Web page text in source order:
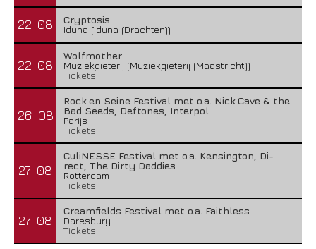
22-08
Cryptosis
Iduna (Iduna (Drachten))
22-08
Wolfmother
Muziekgieterij (Muziekgieterij (Maastricht))
Tickets
26-08
Rock en Seine Festival met o.a. Nick Cave & the
Bad Seeds, Deftones, Interpol
Parijs
Tickets
27-08
CuliNESSE Festival met o.a. Kensington, Di-
rect, The Dirty Daddies
Rotterdam
Tickets
27-08
Creamfields Festival met o.a. Faithless
Daresbury
Tickets